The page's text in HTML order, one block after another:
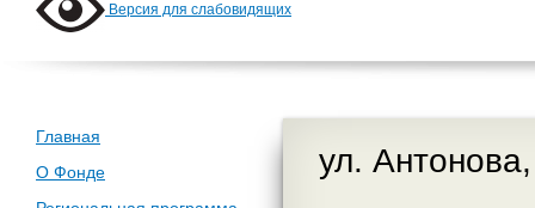
Версия для слабовидящих
Главная
О Фонде
ул.